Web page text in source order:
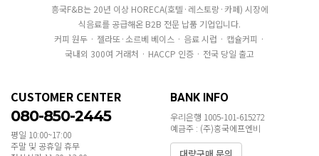
흥국F&B는 20년 이상 HORECA(호텔·레스토랑·카페) 시장에
식음료를 공급해온 B2B 전문 납품 기업입니다.
커피 원두 · 젤라또·소르베 베이스 · 음료 시럽 · 캡슐커피 ·
국내외 300여 거래처 · HACCP 인증 · 전국 당일 출고
CUSTOMER CENTER
080-850-2445
평일 10:00~17:00
주말 및 공휴일 휴무
BANK INFO
우리은행 1005-101-615272
예금주 : (주)흥국에프엔비
대량구매 문의